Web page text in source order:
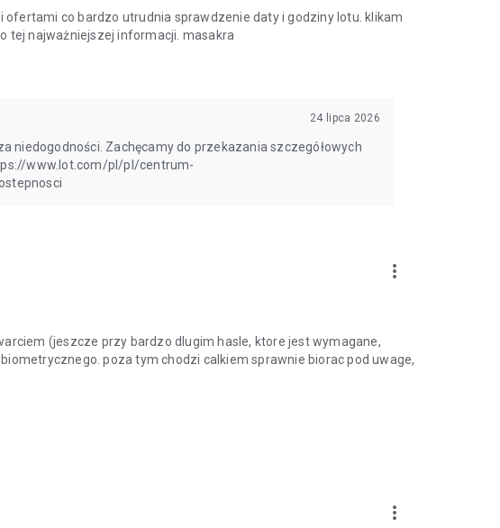
co bardzo utrudnia sprawdzenie daty i godziny lotu. klikam
tej najważniejszej informacji. masakra
24 lipca 2026
niedogodności. Zachęcamy do przekazania szczegółowych
www.lot.com/pl/pl/centrum-
more_vert
(jeszcze przy bardzo dlugim hasle, ktore jest wymagane,
poza tym chodzi calkiem sprawnie biorac pod uwage,
more_vert